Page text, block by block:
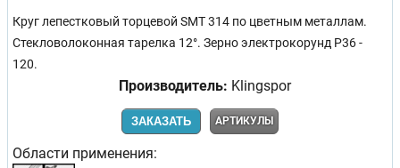
Круг лепестковый торцевой SMT 314 по цветным металлам.
Стекловолоконная тарелка 12°. Зерно электрокорунд Р36 -
120.
Производитель: Klingspor
ЗАКАЗАТЬ АРТИКУЛЫ
Области применения: